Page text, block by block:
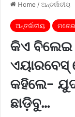
Home /ଅନ୍ତର୍ଜାତୀୟ
ଅନ୍ତର୍ଜାତୀୟ
କିଏ
ଏୟାରବେସ୍
କହିଲେ-
ଛାଡ଼ିବୁ…